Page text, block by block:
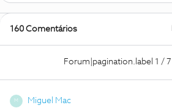
160 Comentários
Forum|pagination.label 1 / 7
M Miguel Mac